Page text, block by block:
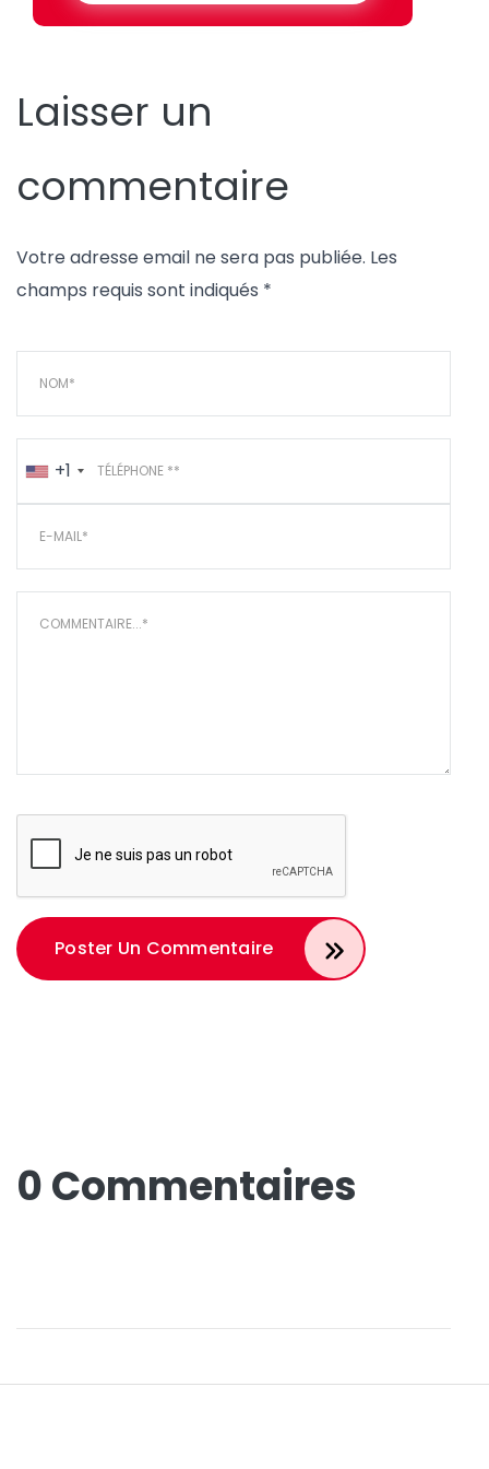
Laisser un
commentaire
Votre adresse email ne sera pas publiée. Les
champs requis sont indiqués *
United
States
+1
+1
Poster Un Commentaire
0 Commentaires